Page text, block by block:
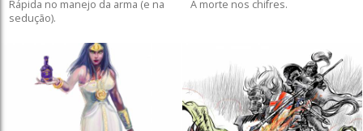
Rápida no manejo da arma (e na
sedução).
A morte nos chifres.